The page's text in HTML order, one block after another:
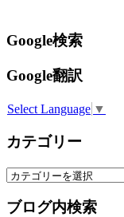
Google検索
Google翻訳
Select Language ▼
カテゴリー
カ
ゴ
ブログ内検索